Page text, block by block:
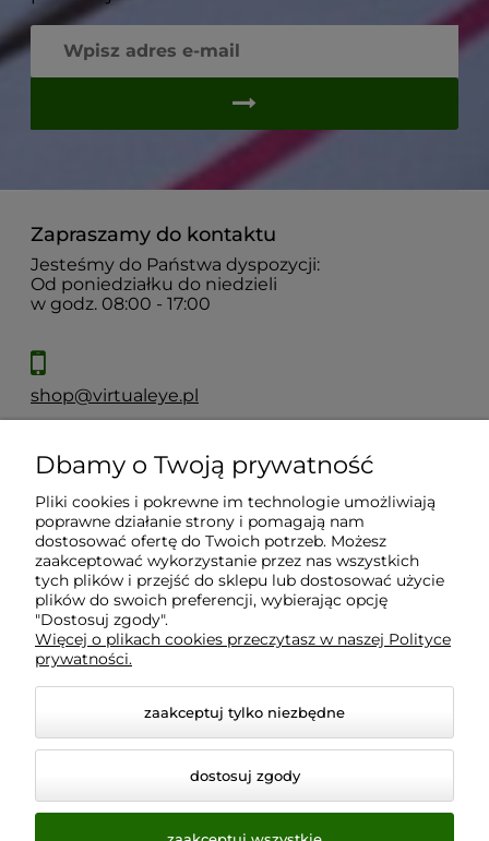
Zapraszamy do kontaktu
Jesteśmy do Państwa dyspozycji:
Od poniedziałku do niedzieli
w godz. 08:00 - 17:00
shop@virtualeye.pl
Moje konto
Płatności i dostawa
Informacje
O nas
Dbamy o Twoją prywatność
Pliki cookies i pokrewne im technologie umożliwiają
poprawne działanie strony i pomagają nam
dostosować ofertę do Twoich potrzeb. Możesz
zaakceptować wykorzystanie przez nas wszystkich
tych plików i przejść do sklepu lub dostosować użycie
plików do swoich preferencji, wybierając opcję
"Dostosuj zgody".
Więcej o plikach cookies przeczytasz w naszej Polityce
prywatności.
zaakceptuj tylko niezbędne
dostosuj zgody